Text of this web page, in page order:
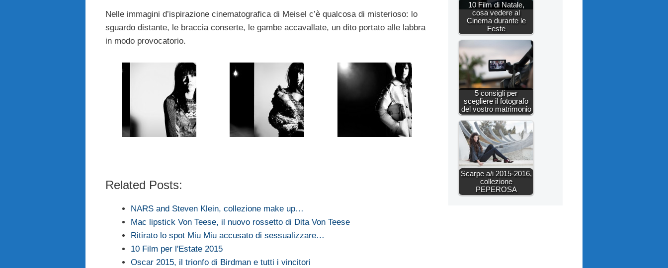
Nelle immagini d’ispirazione cinematografica di Meisel c’è qualcosa di misterioso: lo
sguardo distante, le braccia conserte, le gambe accavallate, un dito portato alle labbra
in modo provocatorio.
Related Posts:
NARS and Steven Klein, collezione make up…
Mac lipstick Von Teese, il nuovo rossetto di Dita Von Teese
Ritirato lo spot Miu Miu accusato di sessualizzare…
10 Film per l'Estate 2015
Oscar 2015, il trionfo di Birdman e tutti i vincitori
10 Film di Natale,
cosa vedere al
Cinema durante le
Feste
5 consigli per
scegliere il fotografo
del vostro matrimonio
Scarpe a/i 2015-2016,
collezione
PEPEROSA